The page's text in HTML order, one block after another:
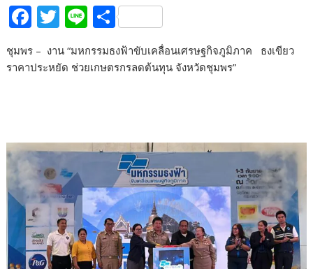
F
e
k
T
itt
Li
e
S
h
ar
ชุมพร – งาน “มหกรรมธงฟ้าขับเคลื่อนเศรษฐกิจภูมิภาค ธงเขียว
ราคาประหยัด ช่วยเกษตรกรลดต้นทุน จังหวัดชุมพร”